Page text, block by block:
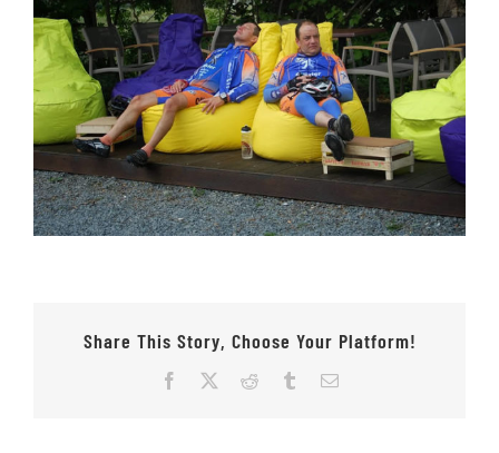
Share This Story, Choose Your Platform!
Facebook Reddit TumblrE-